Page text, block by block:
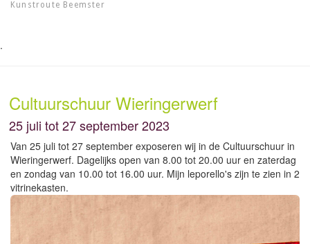
Kunstroute Beemster
.
Cultuurschuur Wieringerwerf
25 juli tot 27 september 2023
Van 25 juli tot 27 september exposeren wij in de Cultuurschuur in
Wieringerwerf. Dagelijks open van 8.00 tot 20.00 uur en zaterdag
en zondag van 10.00 tot 16.00 uur. Mijn leporello's zijn te zien in 2
vitrinekasten.